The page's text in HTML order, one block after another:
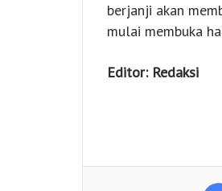
berjanji akan
mulai membuka
Editor: Redaksi